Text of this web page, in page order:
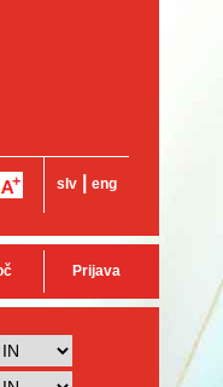
slv eng
Prijava